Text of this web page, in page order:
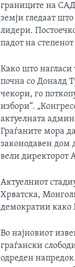
границите на
земји гледаат
лидери.
падот на
Како што нагласи
почна со Доналд
чекори, го
избори“.
актуелната
Граѓаните мора
законодавен дом
вели директорот
Актуелниот
Хрватска,
демократии како
Во најновиот
граѓански
одреден